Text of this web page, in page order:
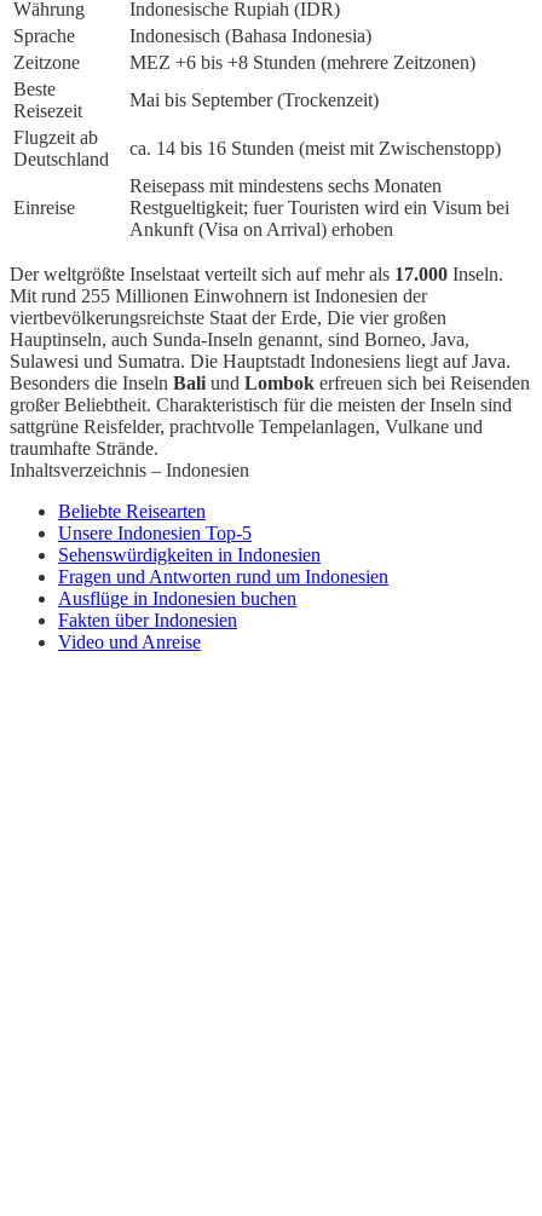
Währung
Indonesische Rupiah (IDR)
Sprache
Indonesisch (Bahasa Indonesia)
Zeitzone
MEZ +6 bis +8 Stunden (mehrere Zeitzonen)
Beste
Reisezeit
Mai bis September (Trockenzeit)
Flugzeit ab
Deutschland
ca. 14 bis 16 Stunden (meist mit Zwischenstopp)
Einreise
Reisepass mit mindestens sechs Monaten
Restgueltigkeit; fuer Touristen wird ein Visum bei
Ankunft (Visa on Arrival) erhoben
Der weltgrößte Inselstaat verteilt sich auf mehr als 17.000 Inseln.
Mit rund 255 Millionen Einwohnern ist Indonesien der
viertbevölkerungsreichste Staat der Erde, Die vier großen
Hauptinseln, auch Sunda-Inseln genannt, sind Borneo, Java,
Sulawesi und Sumatra. Die Hauptstadt Indonesiens liegt auf Java.
Besonders die Inseln Bali und Lombok erfreuen sich bei Reisenden
großer Beliebtheit. Charakteristisch für die meisten der Inseln sind
sattgrüne Reisfelder, prachtvolle Tempelanlagen, Vulkane und
traumhafte Strände.
Inhaltsverzeichnis – Indonesien
Beliebte Reisearten
Unsere Indonesien Top-5
Sehenswürdigkeiten in Indonesien
Fragen und Antworten rund um Indonesien
Ausflüge in Indonesien buchen
Fakten über Indonesien
Video und Anreise